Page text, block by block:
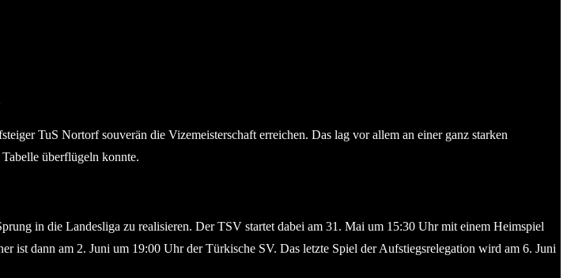
TuS Nortorf souverän die Vizemeisterschaft erreichen. Das lag vor allem an einer ganz starken
überflügeln konnte.
in die Landesliga zu realisieren. Der TSV startet dabei am 31. Mai um 15:30 Uhr mit einem Heimspiel
ist dann am 2. Juni um 19:00 Uhr der Türkische SV. Das letzte Spiel der Aufstiegsrelegation wird am 6. Juni